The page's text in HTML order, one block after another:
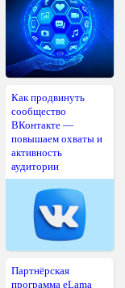
Как продвинуть
сообщество
ВКонтакте —
повышаем охваты и
активность
аудитории
Партнёрская
программа eLama